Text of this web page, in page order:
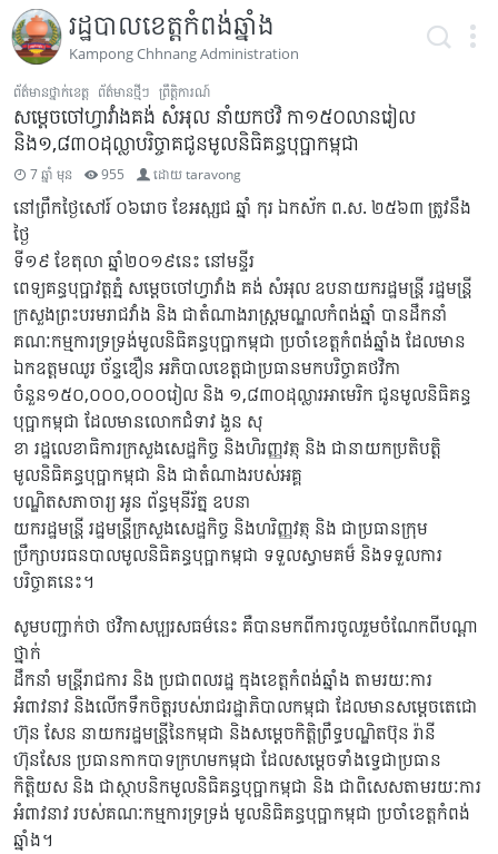
រដ្ឋបាលខេត្តកំពង់ឆ្នាំង
Kampong Chhnang Administration
ព័ត៌មានថ្នាក់ខេត្ត ព័ត៌មានថ្មីៗ ព្រឹត្តិការណ៍
សម្តេចចៅហ្វាវាំងគង់ សំអុល នាំយកថវិ កា១៥០លានរៀល
និង១,៨៣០ដុល្លាបរិច្ចាគជូនមូលនិធិគន្ធបុប្ផាកម្ពុជា
7 ឆ្នាំ មុន 955 ដោយtaravong
នៅព្រឹកថ្ងៃសៅរ៍ ០៦រោច ខែអស្សុជ ឆ្នាំ កុរ ឯកស័ក ព.ស. ២៥៦៣ ត្រូវនឹង
ថ្ងៃ
ទី១៩ ខែតុលា ឆ្នាំ២០១៩នេះ នៅមន្ទីរ
ពេទ្យគន្ធបុប្ផាវត្តភ្នំ សម្តេចចៅហ្វាវាំង គង់ សំអុល ឧបនាយករដ្ឋមន្រ្តី រដ្ឋមន្រ្តី
ក្រសួងព្រះបរមរាជវាំង និង ជាតំណាងរាស្រ្តមណ្ឌលកំពង់ឆ្នាំ បានដឹកនាំ
គណៈកម្មការទ្រទ្រង់មូលនិធិគន្ធបុប្ផាកម្ពុជា ប្រចាំខេត្តកំពង់ឆ្នាំង ដែលមាន
ឯកឧត្តមឈូរ ច័ន្ទឌឿន អភិបាលខេត្តជាប្រធានមកបរិច្ចាគថវិកា
ចំនួន១៥០,០០០,០០០រៀល និង ១,៨៣០ដុល្លារអាមេរិក ជូនមូលនិធិគន្ធ
បុប្ផាកម្ពុជា ដែលមានលោកជំទាវ ងួន សុ
ខា រដ្ឋលេខាធិការក្រសួងសេដ្ឋកិច្ច និងហិរញ្ញវត្ថុ និង ជានាយកប្រតិបត្តិ
មូលនិធិគន្ធបុប្ផាកម្ពុជា និង ជាតំណាងរបស់អគ្គ
បណ្ឌិតសភាចារ្យ អូន ព័ន្ធមុនីរ័ត្ន ឧបនា
យករដ្ឋមន្រ្តី រដ្ឋមន្រ្តីក្រសួងសេដ្ឋកិច្ច និងហរិញ្ញវត្ថុ និង ជាប្រធានក្រុម
ប្រឹក្សាបរធនបាលមូលនិធិគន្ធបុប្ផាកម្ពុជា ទទួលស្វាមគម៏ និងទទួលការ
បរិច្ចាគនេះ។
សូមបញ្ជាក់ថា ថវិកាសប្បុរសធម៌នេះ គឺបានមកពីការចូលរួមចំណែកពីបណ្តា
ថ្នាក់
ដឹកនាំ មន្រ្តីរាជការ និង ប្រជាពលរដ្ឋ ក្នុងខេត្តកំពង់ឆ្នាំង តាមរយៈការ
អំពាវនាវ និងលើកទឹកចិត្តរបស់រាជរដ្ឋាភិបាលកម្ពុជា ដែលមានសម្តេចតេជោ
ហ៊ុន សែន នាយករដ្ឋមន្រ្តីនៃកម្ពុជា និងសម្តេចកិត្តិព្រឹទ្ធបណ្ឌិតប៊ុន រ៉ានី
ហ៊ុនសែន ប្រធានកាកបាទក្រហមកម្ពុជា ដែលសម្ដេចទាំងទ្វេជាប្រធាន
កិត្តិយស និង ជាស្ថាបនិកមូលនិធិគន្ធបុប្ផាកម្ពុជា និង ជាពិសេសតាមរយៈការ
អំពាវនាវ របស់គណៈកម្មការទ្រទ្រង់ មូលនិធិគន្ធបុប្ផាកម្ពុជា ប្រចាំខេត្តកំពង់
ឆ្នាំង។